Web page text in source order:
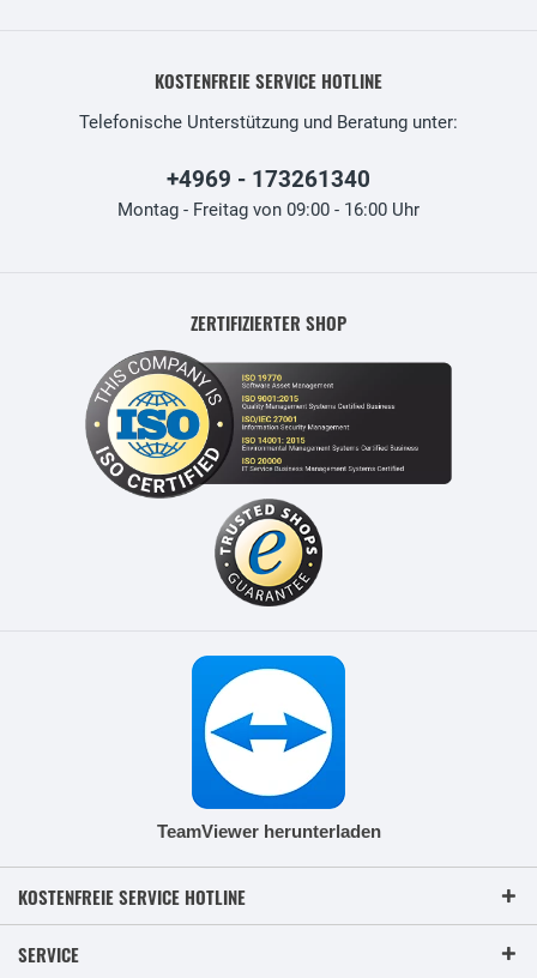
KOSTENFREIE SERVICE HOTLINE
Telefonische Unterstützung und Beratung unter:
+4969 - 173261340
Montag - Freitag von 09:00 - 16:00 Uhr
ZERTIFIZIERTER SHOP
TeamViewer herunterladen
KOSTENFREIE SERVICE HOTLINE
SERVICE